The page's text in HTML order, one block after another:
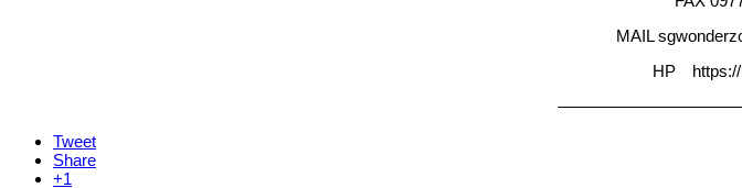
MAIL
HP https://
Tweet
Share
+1